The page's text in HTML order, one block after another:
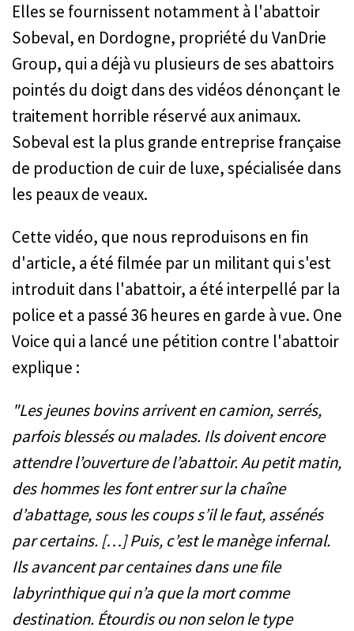
Elles se fournissent notamment à l'abattoir
Sobeval, en Dordogne, propriété du VanDrie
Group, qui a déjà vu plusieurs de ses abattoirs
pointés du doigt dans des vidéos dénonçant le
traitement horrible réservé aux animaux.
Sobeval est la plus grande entreprise française
de production de cuir de luxe, spécialisée dans
les peaux de veaux.
Cette vidéo, que nous reproduisons en fin
d'article, a été filmée par un militant qui s'est
introduit dans l'abattoir, a été interpellé par la
police et a passé 36 heures en garde à vue. One
Voice qui a lancé une pétition contre l'abattoir
explique :
"Les jeunes bovins arrivent en camion, serrés,
parfois blessés ou malades. Ils doivent encore
attendre l’ouverture de l’abattoir. Au petit matin,
des hommes les font entrer sur la chaîne
d’abattage, sous les coups s’il le faut, assénés
par certains. […] Puis, c’est le manège infernal.
Ils avancent par centaines dans une file
labyrinthique qui n’a que la mort comme
destination. Étourdis ou non selon le type